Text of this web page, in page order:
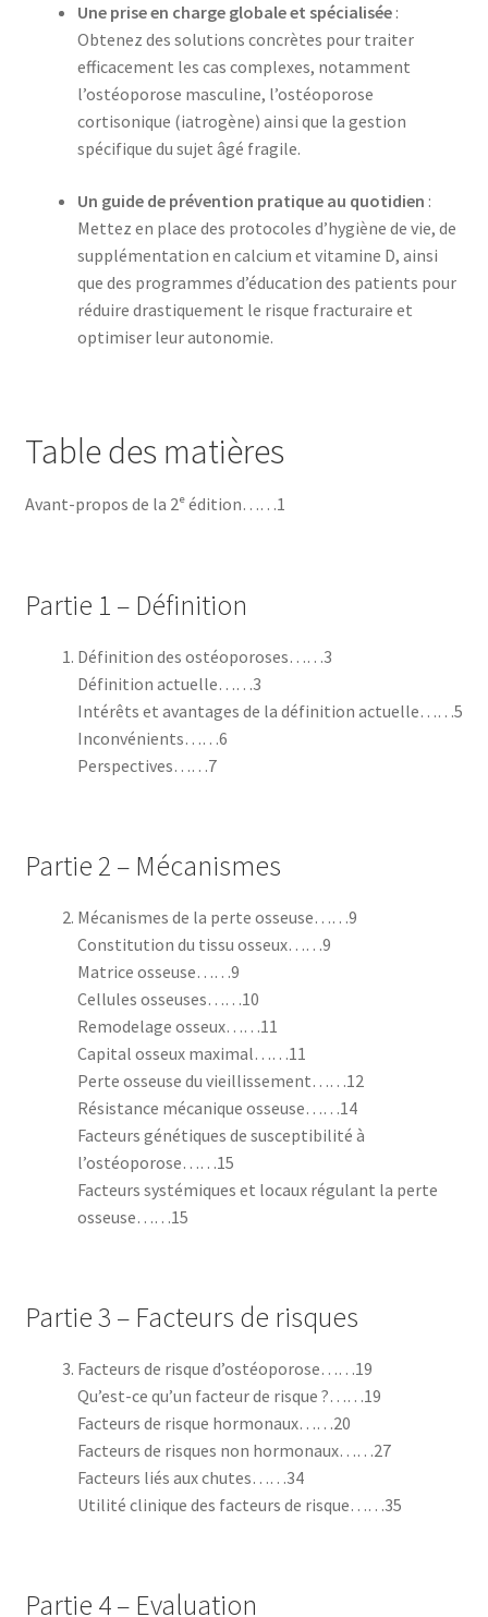
Une prise en charge globale et spécialisée:
Obtenez des solutions concrètes pour traiter
efficacement les cas complexes, notamment
l’ostéoporose masculine, l’ostéoporose
cortisonique (iatrogène) ainsi que la gestion
spécifique du sujet âgé fragile.
Un guide de prévention pratique au quotidien :
Mettez en place des protocoles d’hygiène de vie, de
supplémentation en calcium et vitamine D, ainsi
que des programmes d’éducation des patients pour
réduire drastiquement le risque fracturaire et
optimiser leur autonomie.
Table des matières
Avant-propos de la 2ᵉ édition……1
Partie 1 – Définition
Définition des ostéoporoses……3
Définition actuelle……3
Intérêts et avantages de la définition actuelle……5
Inconvénients……6
Perspectives……7
Partie 2 – Mécanismes
Mécanismes de la perte osseuse……9
Constitution du tissu osseux……9
Matrice osseuse……9
Cellules osseuses……10
Remodelage osseux……11
Capital osseux maximal……11
Perte osseuse du vieillissement……12
Résistance mécanique osseuse……14
Facteurs génétiques de susceptibilité à
l’ostéoporose……15
Facteurs systémiques et locaux régulant la perte
osseuse……15
Partie 3 – Facteurs de risques
Facteurs de risque d’ostéoporose……19
Qu’est-ce qu’un facteur de risque ?……19
Facteurs de risque hormonaux……20
Facteurs de risques non hormonaux……27
Facteurs liés aux chutes……34
Utilité clinique des facteurs de risque……35
Partie 4 – Evaluation